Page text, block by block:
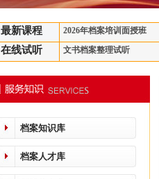
最新课程 2026年档案培训面授班
在线试听 文书档案整理试听
档案知识库
档案人才库